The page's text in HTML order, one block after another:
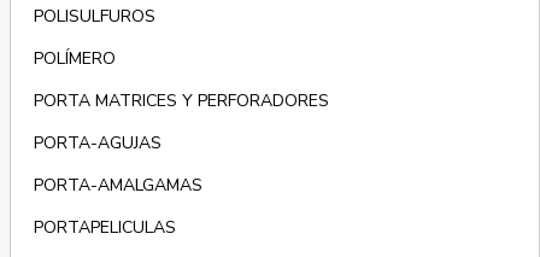
POLISULFUROS
POLÍMERO
PORTA MATRICES Y PERFORADORES
PORTA-AGUJAS
PORTA-AMALGAMAS
PORTAPELICULAS